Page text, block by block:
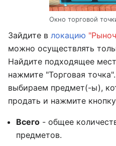
Окно торговой
Зайдите в локацию
можно осуществлять
Найдите подходящее
нажмите "Торговая
выбираем предмет(-ы),
продать и нажмите
Всего - общее
предметов.